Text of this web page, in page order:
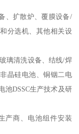
、扩散炉、覆膜设备/
分选机、其他相关设
璃清洗设备、结线/焊
晶硅电池、铜铟二电
池DSSC生产技术及研
产商、电池组件安装